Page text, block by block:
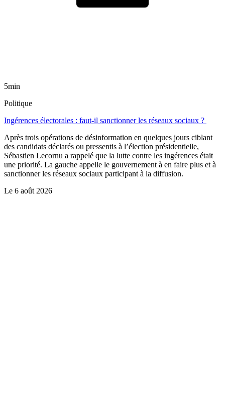
5min
Politique
Ingérences électorales : faut-il sanctionner les réseaux sociaux ?
Après trois opérations de désinformation en quelques jours ciblant
des candidats déclarés ou pressentis à l’élection présidentielle,
Sébastien Lecornu a rappelé que la lutte contre les ingérences était
une priorité. La gauche appelle le gouvernement à en faire plus et à
sanctionner les réseaux sociaux participant à la diffusion.
Le 6 août 2026